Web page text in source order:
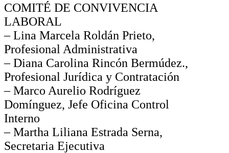
COMITÉ DE CONVIVENCIA
LABORAL
– Lina Marcela Roldán Prieto,
Profesional Administrativa
– Diana Carolina Rincón Bermúdez.,
Profesional Jurídica y Contratación
– Marco Aurelio Rodríguez
Domínguez, Jefe Oficina Control
Interno
– Martha Liliana Estrada Serna,
Secretaria Ejecutiva